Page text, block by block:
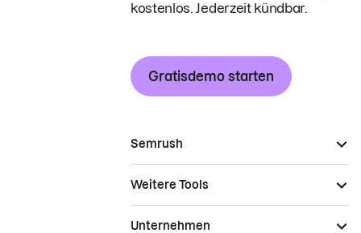
kostenlos. Jederzeit kündbar.
Gratisdemo starten
Semrush
Weitere Tools
Unternehmen